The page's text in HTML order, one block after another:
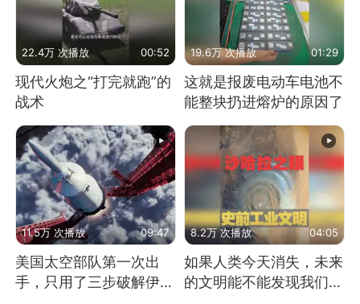
22.4万 次播放 00:52
现代火炮之“打完就跑”的
战术
19.6万 次播放 01:29
这就是报废电动车电池不
能整块扔进熔炉的原因了
11.5万 次播放 09:47
美国太空部队第一次出
手，只用了三步破解伊朗
8.2万 次播放 04:05
如果人类今天消失，未来
的文明能不能发现我们存